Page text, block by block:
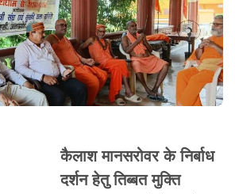
कैलाश मानसरोवर के निर्बाध
दर्शन हेतु तिब्बत मुक्ति